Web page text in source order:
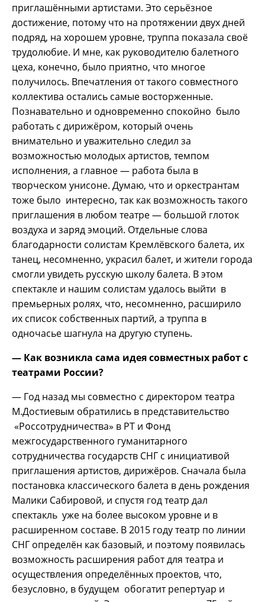
приглашёнными артистами. Это серьёзное
достижение, потому что на протяжении двух дней
подряд, на хорошем уровне, труппа показала своё
трудолюбие. И мне, как руководителю балетного
цеха, конечно, было приятно, что многое
получилось. Впечатления от такого совместного
коллектива остались самые восторженные.
Познавательно и одновременно спокойно было
работать с дирижёром, который очень
внимательно и уважительно следил за
возможностью молодых артистов, темпом
исполнения, а главное — работа была в
творческом унисоне. Думаю, что и оркестрантам
тоже было интересно, так как возможность такого
приглашения в любом театре — большой глоток
воздуха и заряд эмоций. Отдельные слова
благодарности солистам Кремлёвского балета, их
танец, несомненно, украсил балет, и жители города
смогли увидеть русскую школу балета. В этом
спектакле и нашим солистам удалось выйти в
премьерных ролях, что, несомненно, расширило
их список собственных партий, а труппа в
одночасье шагнула на другую ступень.
— Как возникла сама идея совместных работ с
театрами России?
— Год назад мы совместно с директором театра
М.Достиевым обратились в представительство
«Россотрудничества» в РТ и Фонд
межгосударственного гуманитарного
сотрудничества государств СНГ с инициативой
приглашения артистов, дирижёров. Сначала была
постановка классического балета в день рождения
Малики Сабировой, и спустя год театр дал
спектакль уже на более высоком уровне и в
расширенном составе. В 2015 году театр по линии
СНГ определён как базовый, и поэтому появилась
возможность расширения работ для театра и
осуществления определённых проектов, что,
безусловно, в будущем обогатит репертуар и